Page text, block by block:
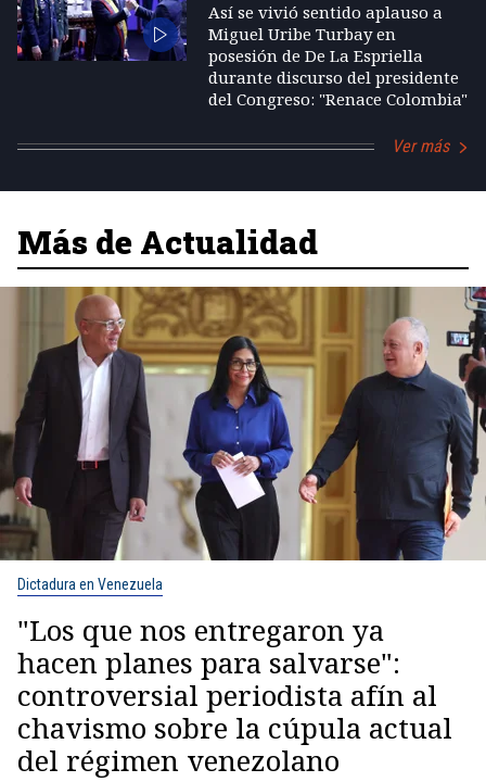
Así se vivió sentido aplauso a
Miguel Uribe Turbay en
posesión de De La Espriella
durante discurso del presidente
del Congreso: "Renace Colombia"
Ver más
Más de Actualidad
Dictadura en Venezuela
"Los que nos entregaron ya
hacen planes para salvarse":
controversial periodista afín al
chavismo sobre la cúpula actual
del régimen venezolano